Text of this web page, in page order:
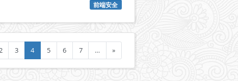
前端安全
3 4 5 6 7 … »